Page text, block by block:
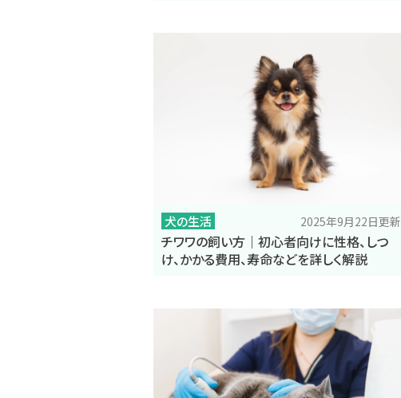
犬の生活 2025年9月22日更新
チワワの飼い方｜初心者向けに性格、しつ
け、かかる費用、寿命などを詳しく解説